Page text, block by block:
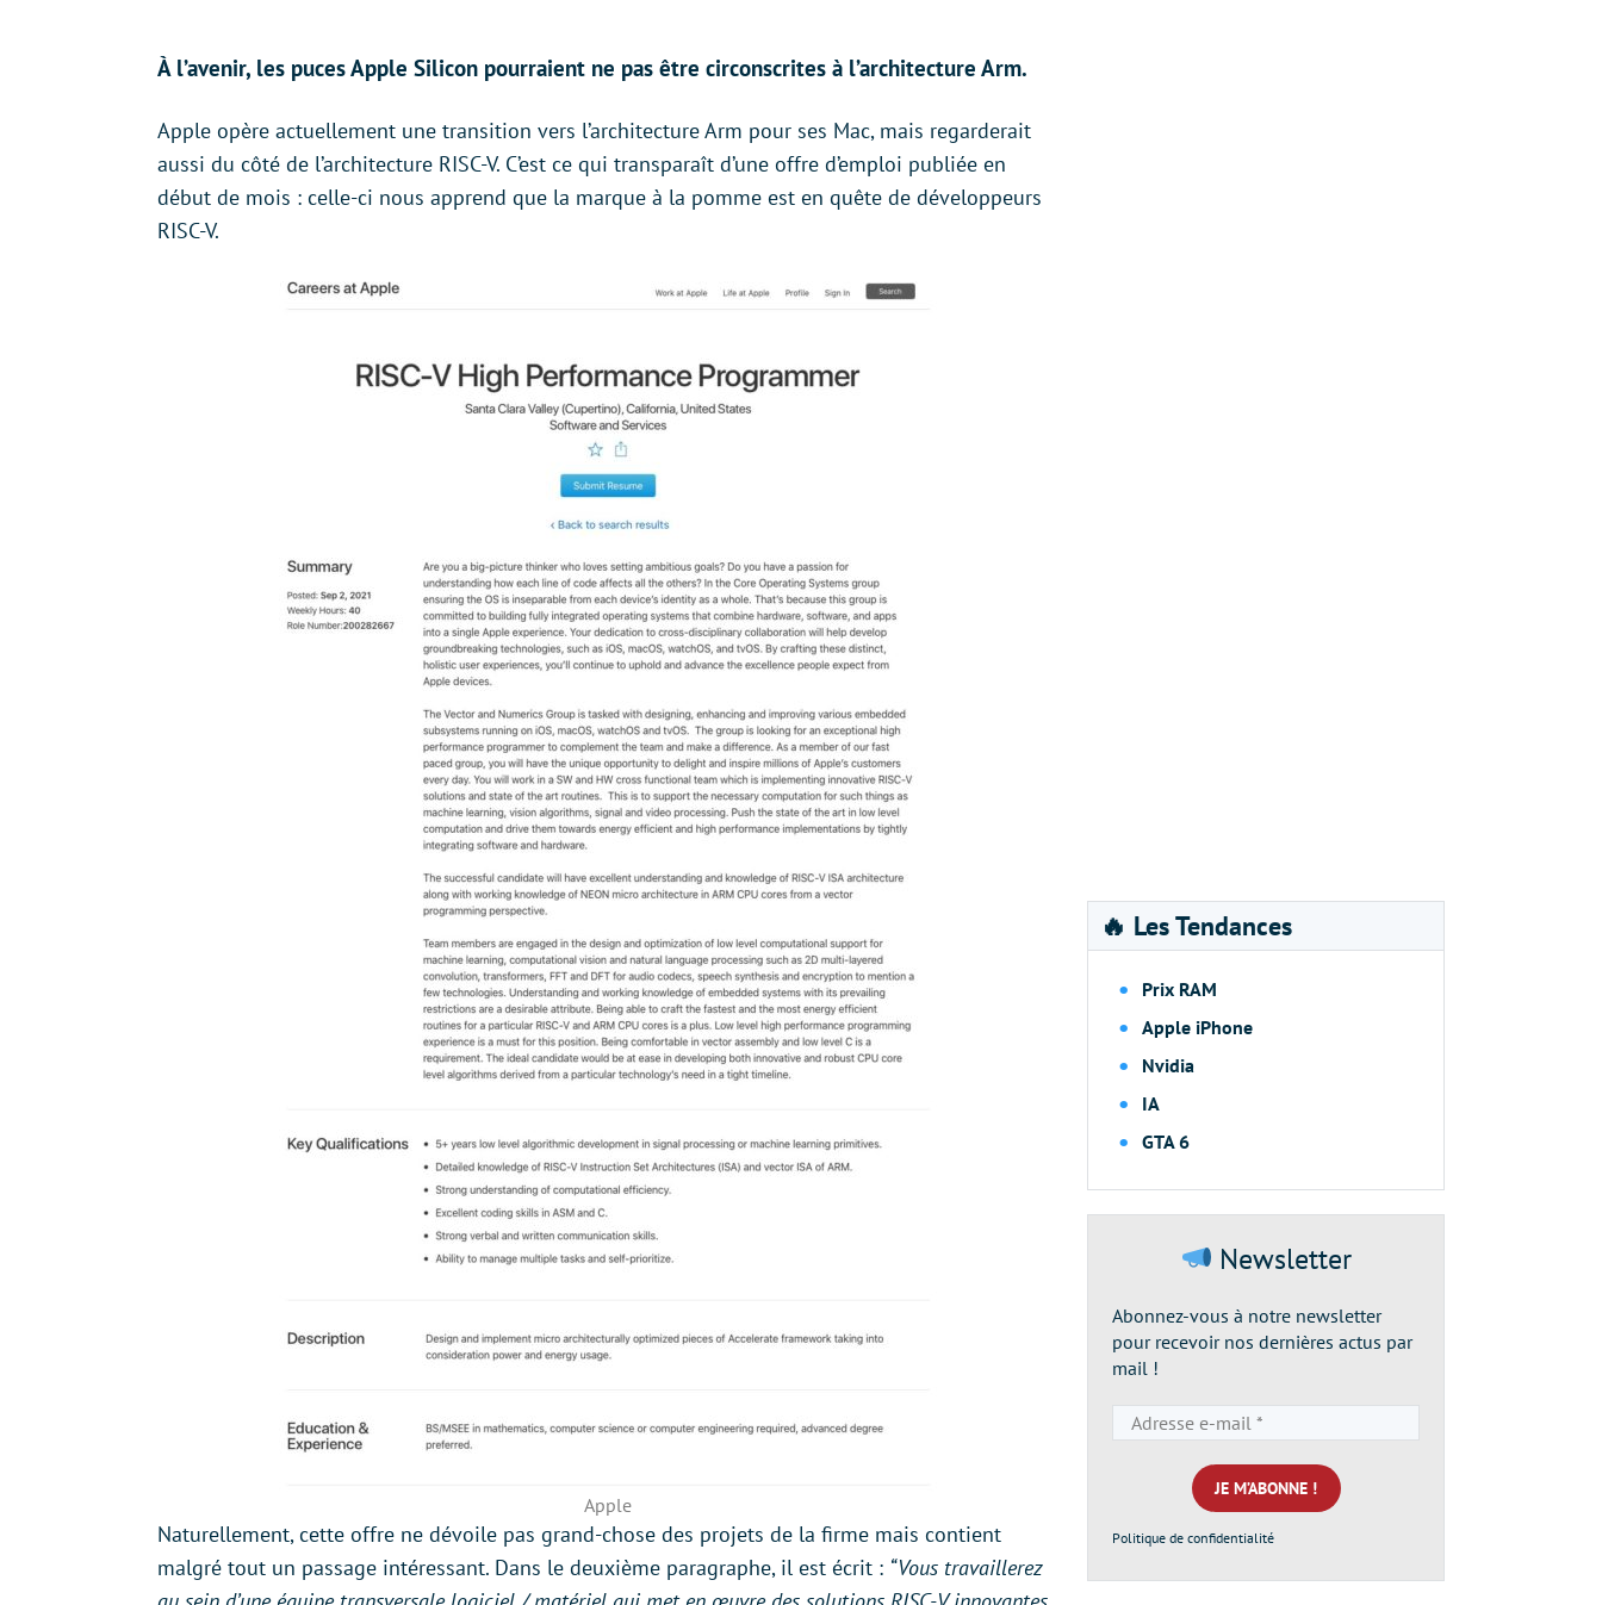
À l’avenir, les puces Apple Silicon pourraient ne pas être circonscrites à l’architecture Arm.
Apple opère actuellement une transition vers l’architecture Arm pour ses Mac, mais regarderait
aussi du côté de l’architecture RISC-V. C’est ce qui transparaît d’une offre d’emploi publiée en
début de mois : celle-ci nous apprend que la marque à la pomme est en quête de développeurs
RISC-V.
Apple
Naturellement, cette offre ne dévoile pas grand-chose des projets de la firme mais contient
malgré tout un passage intéressant. Dans le deuxième paragraphe, il est écrit : “Vous travaillerez
🔥 Les Tendances
Prix RAM
Apple iPhone
Nvidia
IA
GTA 6
Newsletter
Abonnez-vous à notre newsletter
pour recevoir nos dernières actus par
mail !
e-
mail
*
Politique de confidentialité